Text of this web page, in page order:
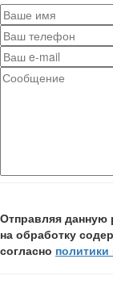
Отправляя данную
на обработку
согласно